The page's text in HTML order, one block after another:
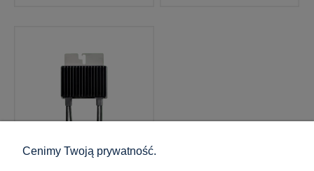
Cenimy Twoją prywatność.